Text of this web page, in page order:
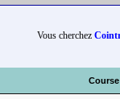
Vous cherchez
Course